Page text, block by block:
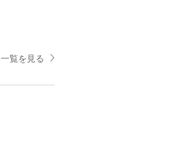
一覧を見る